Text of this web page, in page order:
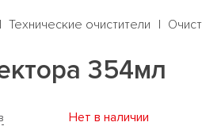
Технические очистители
354мл
Нет в наличии